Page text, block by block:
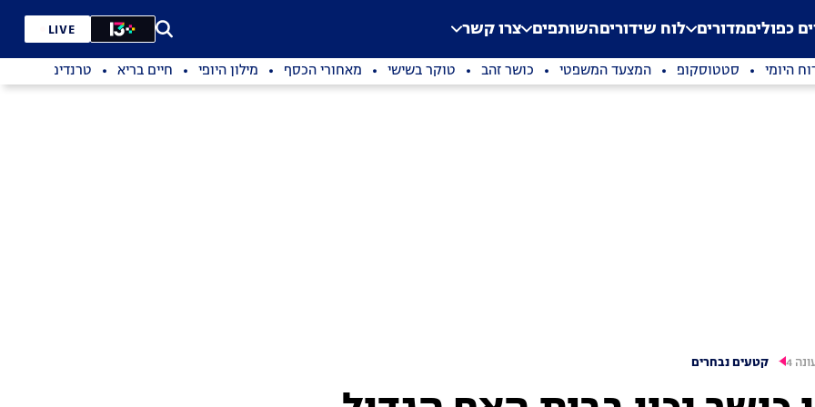
Application error: a
. כפוליםמדורים לוח שידוריםהשותפים צרו קשר LIVE
היומי סטטוסקופ המצעד המשפטי כושר זהב טוקר בשישי מאחורי הכסף מילון היופי חיים בריא טרנדים
4 קטעים נבחרים